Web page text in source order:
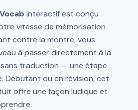
interactif est conçu
vitesse de mémorisation
contre la montre, vous
à passer directement à la
traduction — une étape
Débutant ou en révision, cet
offre une façon ludique et